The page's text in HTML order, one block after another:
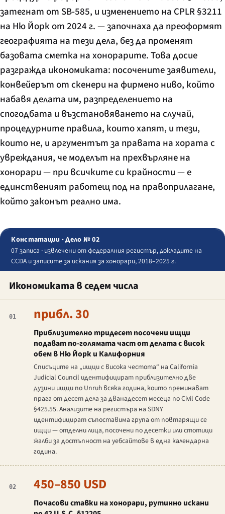
затегнат от SB-585, и изменението на CPLR §3211
на Ню Йорк от 2024 г. — започнаха да преоформят
географията на тези дела, без да променят
базовата сметка на хонорарите. Това досие
разгражда икономиката: посочените заявители,
конвейерът от скенери на фирмено ниво, който
набавя делата им, разпределението на
спогодбата и възстановяването на случай,
процедурните правила, които хапят, и тези,
които не, и аргументът за правата на хората с
увреждания, че моделът на прехвърляне на
хонорари — при всичките си крайности — е
единственият работещ под на правоприлагане,
който законът реално има.
Констатации · Дело № 02
07 записа · извлечени от федералния регистър, докладите на
CCDA и записите за искания за хонорари, 2018–2025 г.
Икономиката в седем числа
01 прибл. 30
Приблизително тридесет посочени ищци
подават по-голямата част от делата с висок
обем в Ню Йорк и Калифорния
Списъците на „ищци с висока честота“ на California
Judicial Council идентифицират приблизително две
дузини ищци по Unruh всяка година, които преминават
прага от десет дела за дванадесет месеца по Civil Code
§425.55. Анализите на регистъра на SDNY
идентифицират съпоставима група от повтарящи се
ищци — отделни лица, посочени по десетки или стотици
жалби за достъпност на уебсайтове в една календарна
година.
02 450–850 USD
Почасови ставки на хонорари, рутинно искани